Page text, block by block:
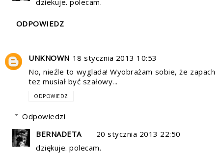
dziekuje. polecam.
ODPOWIEDZ
UNKNOWN 18 stycznia 2013 10:53
No, nieźle to wyglada! Wyobrażam sobie, że zapach
tez musiał być szałowy...
ODPOWIEDZ
Odpowiedzi
BERNADETA
20 stycznia 2013 22:50
dziękuje. polecam.